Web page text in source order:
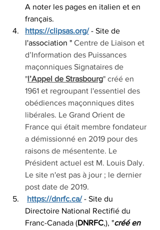
A noter les pages en italien et en
français.
https://clipsas.org/ - Site de
l'association " Centre de Liaison et
d’Information des Puissances
maçonniques Signataires de
"l’Appel de Strasbourg" créé en
1961 et regroupant l'essentiel des
obédiences maçonniques dites
libérales. Le Grand Orient de
France qui était membre fondateur
a démissionné en 2019 pour des
raisons de mésentente. Le
Président actuel est M. Louis Daly.
Le site n'est pas à jour ; le dernier
post date de 2019.
https://dnrfc.ca/ - Site du
Directoire National Rectifié du
Franc-Canada (DNRFC,), "créé en